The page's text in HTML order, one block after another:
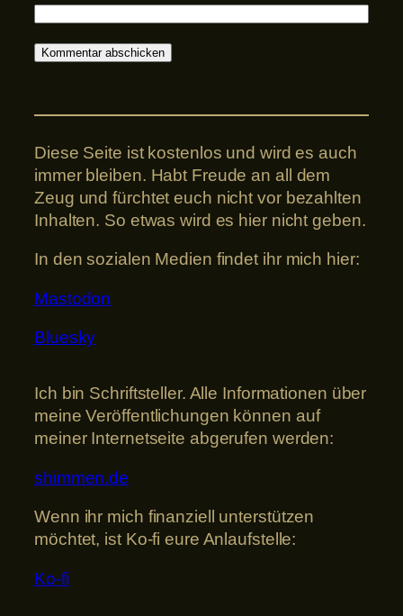
Diese Seite ist kostenlos und wird es auch
immer bleiben. Habt Freude an all dem
Zeug und fürchtet euch nicht vor bezahlten
Inhalten. So etwas wird es hier nicht geben.
In den sozialen Medien findet ihr mich hier:
Mastodon
Bluesky
Ich bin Schriftsteller. Alle Informationen über
meine Veröffentlichungen können auf
meiner Internetseite abgerufen werden:
shimmen.de
Wenn ihr mich finanziell unterstützen
möchtet, ist Ko-fi eure Anlaufstelle:
Ko-fi